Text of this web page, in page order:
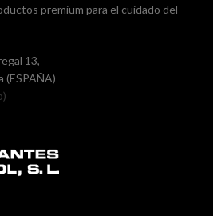
premium para el cuidado del
13,
(ESPAÑA)